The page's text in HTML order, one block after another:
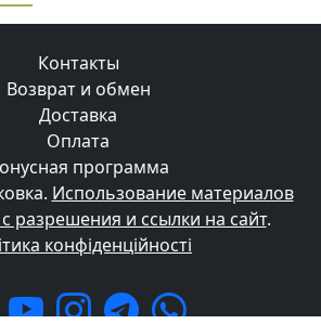
Контакты
Возврат и обмен
Доставка
Оплата
программа
Использование материалов
разрешения и ссылки на сайт.
конфіденційності